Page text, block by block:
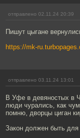
отправлено 02.11.24 20:39
Пишут цыгане
https://mk-
отправлено 03.11.24 13:01
В Уфе в девяностых в
люди чурались, как
помню, дворцы циган
Закон должен быть